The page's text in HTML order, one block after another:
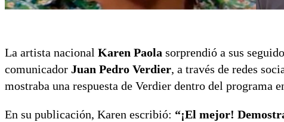
La artista nacional Karen Paola sorprendió a sus
comunicador Juan Pedro Verdier, a través de redes
mostraba una respuesta de Verdier dentro del programa
En su publicación, Karen escribió: “¡El mejor!